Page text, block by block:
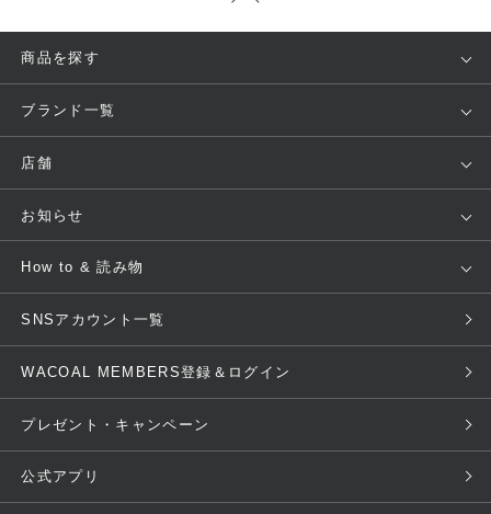
商品を探す
アイテム
トピックス
ブランド一覧
WACOAL
AMPHI une nana cool
OUR WACOAL
WACOAL Remamma Mens Innerwear
CW-X
ブランド一覧へ
店舗
店舗を探す
ブラ無料診断
3Dボディスキャン
お知らせ
新着情報
商品回収
ニュース＆トピックス
How to & 読み物
下着の基礎知識
ブラパン ワコールスタイル
大人の工場見学inベトナム 人間科学研究開発センター見学
SNSアカウント一覧
WACOAL MEMBERS登録＆ログイン
プレゼント・キャンペーン
公式アプリ